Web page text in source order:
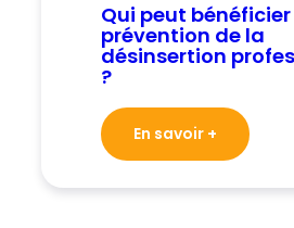
Qui peut
prévention de la
désinsertion
?
En savoir +